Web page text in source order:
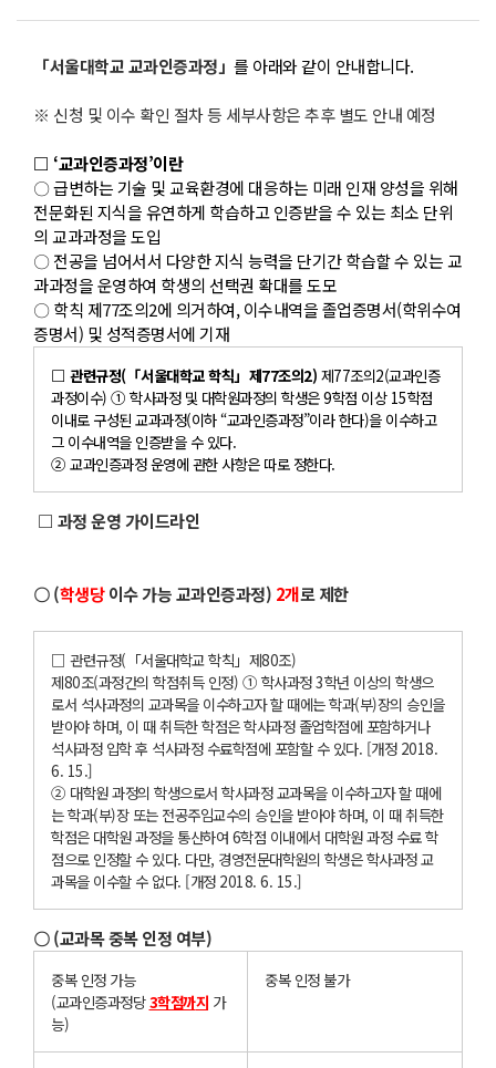
「서울대학교 교과인증과정」 를 아래와 같이 안내합니다.
※ 신청 및 이수 확인 절차 등 세부사항은 추후 별도 안내 예정
□ ‘교과인증과정’이란
〇 급변하는 기술 및 교육환경에 대응하는 미래 인재 양성을 위해
전문화된 지식을 유연하게 학습하고 인증받을 수 있는 최소 단위
의 교과과정을 도입
〇 전공을 넘어서서 다양한 지식 능력을 단기간 학습할 수 있는 교
과과정을 운영하여 학생의 선택권 확대를 도모
〇 학칙 제77조의2에 의거하여, 이수내역을 졸업증명서(학위수여
증명서) 및 성적증명서에 기재
□ 관련규정(「서울대학교 학칙」제77조의2) 제77조의2(교과인증
과정이수) ① 학사과정 및 대학원과정의 학생은 9학점 이상 15학점
이내로 구성된 교과과정(이하 “교과인증과정”이라 한다)을 이수하고
그 이수내역을 인증받을 수 있다.
② 교과인증과정 운영에 관한 사항은 따로 정한다.
□ 과정 운영 가이드라인
〇 (학생당이수 가능 교과인증과정) 2개로 제한
□ 관련규정(「서울대학교 학칙」제80조)
제80조(과정간의 학점취득 인정) ① 학사과정 3학년 이상의 학생으
로서 석사과정의 교과목을 이수하고자 할 때에는 학과(부)장의 승인을
받아야 하며, 이 때 취득한 학점은 학사과정 졸업학점에 포함하거나
석사과정 입학 후 석사과정 수료학점에 포함할 수 있다. [개정 2018.
6. 15.]
② 대학원 과정의 학생으로서 학사과정 교과목을 이수하고자 할 때에
는 학과(부)장 또는 전공주임교수의 승인을 받아야 하며, 이 때 취득한
학점은 대학원 과정을 통산하여 6학점 이내에서 대학원 과정 수료 학
점으로 인정할 수 있다. 다만, 경영전문대학원의 학생은 학사과정 교
과목을 이수할 수 없다. [개정 2018. 6. 15.]
〇 (교과목 중복 인정 여부)
중복 인정 가능
(교과인증과정당 3학점까지 가
능)
중복 인정 불가